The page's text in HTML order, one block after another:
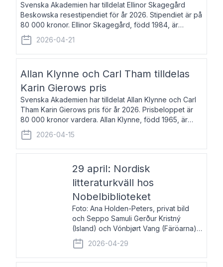
Svenska Akademien har tilldelat Ellinor Skagegård
Beskowska resestipendiet för år 2026. Stipendiet är på
80 000 kronor. Ellinor Skagegård, född 1984, är
författare, journalist och musiker. Hon skriver
återkommande för Svenska Dagbladet, Ups
2026-04-21
Allan Klynne och Carl Tham tilldelas
Karin Gierows pris
Svenska Akademien har tilldelat Allan Klynne och Carl
Tham Karin Gierows pris för år 2026. Prisbeloppet är
80 000 kronor vardera. Allan Klynne, född 1965, är
arkeolog, författare, översättare och fil.dr i antikens
kultur och samhällsliv. Ut
2026-04-15
29 april: Nordisk
litteraturkväll hos
Nobelbiblioteket
Foto: Ana Holden-Peters, privat bild
och Seppo Samuli Gerður Kristný
(Island) och Vónbjørt Vang (Färöarna)
läser ur sina verk och samtalar med
John Swedenmark. De läser upp på
färöiska, isländska och svenska och
2026-04-29